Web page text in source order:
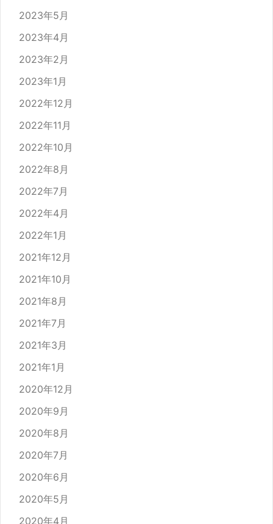
2023年5月
2023年4月
2023年2月
2023年1月
2022年12月
2022年11月
2022年10月
2022年8月
2022年7月
2022年4月
2022年1月
2021年12月
2021年10月
2021年8月
2021年7月
2021年3月
2021年1月
2020年12月
2020年9月
2020年8月
2020年7月
2020年6月
2020年5月
2020年4月